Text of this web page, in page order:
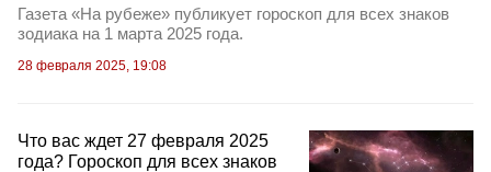
Газета «На рубеже» публикует гороскоп для всех знаков
зодиака на 1 марта 2025 года.
28 февраля 2025, 19:08
Что вас ждет 27 февраля 2025
года? Гороскоп для всех знаков